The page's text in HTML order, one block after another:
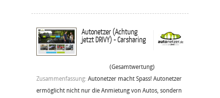
Autonetzer (Achtung
jetzt DRIVY) - Carsharing
(Gesamtwertung)
Zusammenfassung: Autonetzer macht Spass! Autonetzer
ermöglicht nicht nur die Anmietung von Autos, sondern